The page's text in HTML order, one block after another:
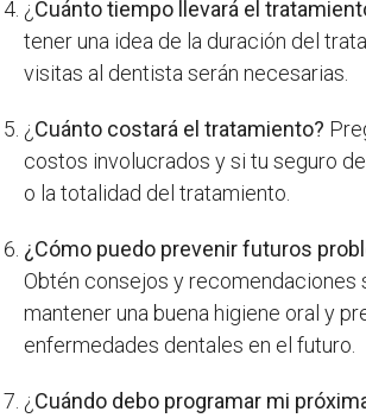
¿ Cuánto tiempo llevará el
tener una idea de la duración del
visitas al dentista serán necesarias.
¿ Cuánto costará el tratamiento?
costos involucrados y si tu seguro
o la totalidad del tratamiento.
¿Cómo puedo prevenir futuros
Obtén consejos y recomendaciones
mantener una buena higiene oral y
enfermedades dentales en el futuro.
¿ Cuándo debo programar mi